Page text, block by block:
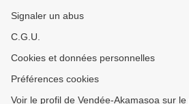
Signaler un abus
C.G.U.
Cookies et données personnelles
Préférences cookies
Voir le profil de Vendée-Akamasoa sur